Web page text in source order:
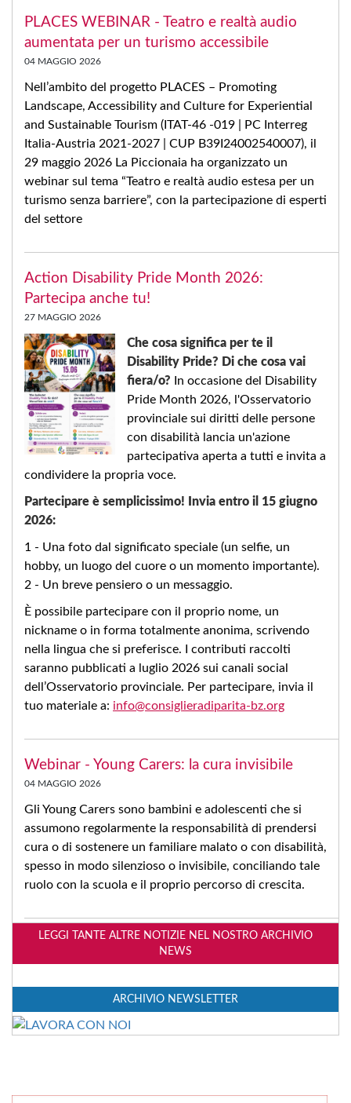
PLACES WEBINAR - Teatro e realtà audio
aumentata per un turismo accessibile
04 MAGGIO 2026
Nell’ambito del progetto PLACES – Promoting
Landscape, Accessibility and Culture for Experiential
and Sustainable Tourism (ITAT-46 -019 | PC Interreg
Italia-Austria 2021-2027 | CUP B39I24002540007), il
29 maggio 2026 La Piccionaia ha organizzato un
webinar sul tema “Teatro e realtà audio estesa per un
turismo senza barriere”, con la partecipazione di esperti
del settore
Action Disability Pride Month 2026:
Partecipa anche tu!
27 MAGGIO 2026
Che cosa significa per te il
Disability Pride? Di che cosa vai
fiera/o? In occasione del Disability
Pride Month 2026, l'Osservatorio
provinciale sui diritti delle persone
con disabilità lancia un'azione
partecipativa aperta a tutti e invita a
condividere la propria voce.
Partecipare è semplicissimo! Invia entro il 15 giugno
2026:
1 - Una foto dal significato speciale (un selfie, un
hobby, un luogo del cuore o un momento importante).
2 - Un breve pensiero o un messaggio.
È possibile partecipare con il proprio nome, un
nickname o in forma totalmente anonima, scrivendo
nella lingua che si preferisce. I contributi raccolti
saranno pubblicati a luglio 2026 sui canali social
dell’Osservatorio provinciale. Per partecipare, invia il
tuo materiale a: info@consiglieradiparita-bz.org
Webinar - Young Carers: la cura invisibile
04 MAGGIO 2026
Gli Young Carers sono bambini e adolescenti che si
assumono regolarmente la responsabilità di prendersi
cura o di sostenere un familiare malato o con disabilità,
spesso in modo silenzioso o invisibile, conciliando tale
ruolo con la scuola e il proprio percorso di crescita.
LEGGI TANTE ALTRE NOTIZIE NEL NOSTRO ARCHIVIO
NEWS
ARCHIVIO NEWSLETTER